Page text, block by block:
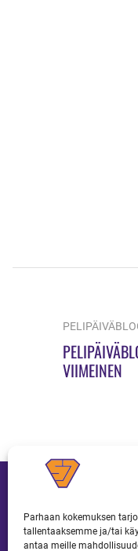
Parhaan kokemuksen
tallentaaksemme ja/tai
antaa meille
VIIMEINEN